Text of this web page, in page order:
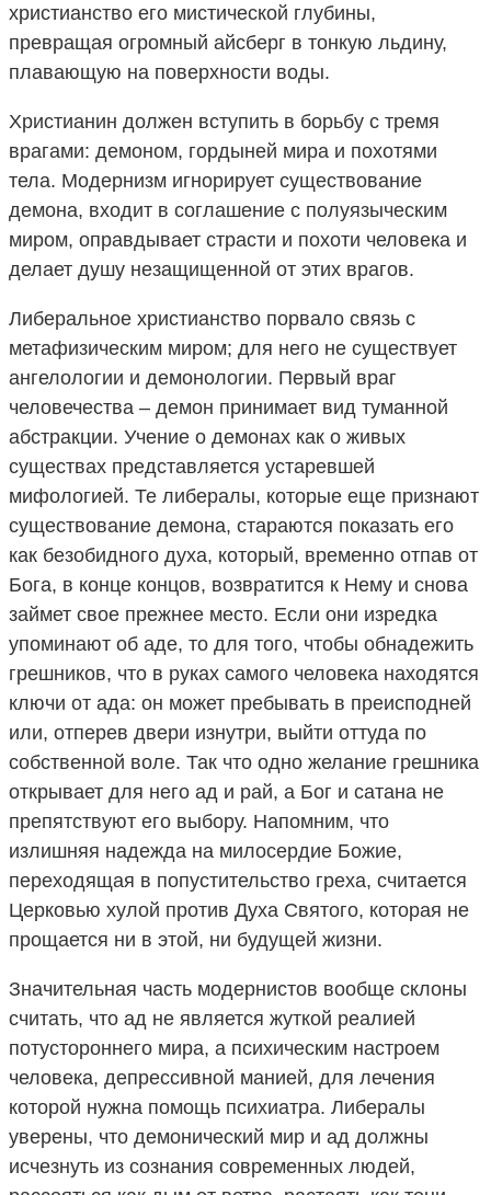
христианство его мистической глубины,
превращая огромный айсберг в тонкую льдину,
плавающую на поверхности воды.
Христианин должен вступить в борьбу с тремя
врагами: демоном, гордыней мира и похотями
тела. Модернизм игнорирует существование
демона, входит в соглашение с полуязыческим
миром, оправдывает страсти и похоти человека и
делает душу незащищенной от этих врагов.
Либеральное христианство порвало связь с
метафизическим миром; для него не существует
ангелологии и демонологии. Первый враг
человечества – демон принимает вид туманной
абстракции. Учение о демонах как о живых
существах представляется устаревшей
мифологией. Те либералы, которые еще признают
существование демона, стараются показать его
как безобидного духа, который, временно отпав от
Бога, в конце концов, возвратится к Нему и снова
займет свое прежнее место. Если они изредка
упоминают об аде, то для того, чтобы обнадежить
грешников, что в руках самого человека находятся
ключи от ада: он может пребывать в преисподней
или, отперев двери изнутри, выйти оттуда по
собственной воле. Так что одно желание грешника
открывает для него ад и рай, а Бог и сатана не
препятствуют его выбору. Напомним, что
излишняя надежда на милосердие Божие,
переходящая в попустительство греха, считается
Церковью хулой против Духа Святого, которая не
прощается ни в этой, ни будущей жизни.
Значительная часть модернистов вообще склоны
считать, что ад не является жуткой реалией
потустороннего мира, а психическим настроем
человека, депрессивной манией, для лечения
которой нужна помощь психиатра. Либералы
уверены, что демонический мир и ад должны
исчезнуть из сознания современных людей,